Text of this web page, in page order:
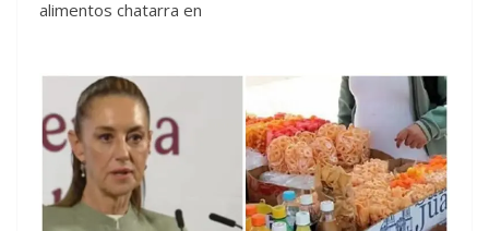
alimentos chatarra en